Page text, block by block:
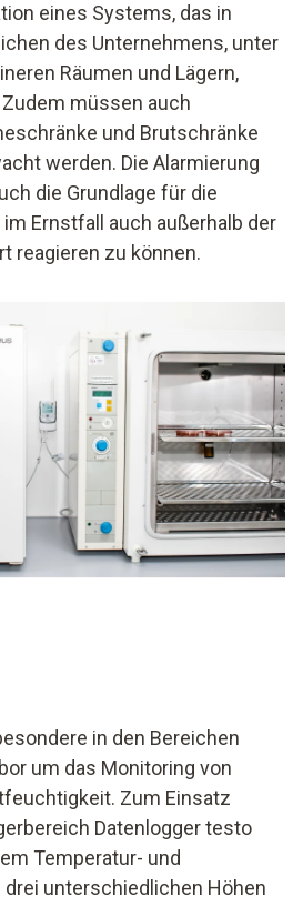
eines Systems, das in
des Unternehmens, unter
Räumen und Lägern,
müssen auch
und Brutschränke
werden. Die Alarmierung
die Grundlage für die
Ernstfall auch außerhalb der
reagieren zu können.
in den Bereichen
um das Monitoring von
Zum Einsatz
Datenlogger testo
Temperatur- und
drei unterschiedlichen Höhen